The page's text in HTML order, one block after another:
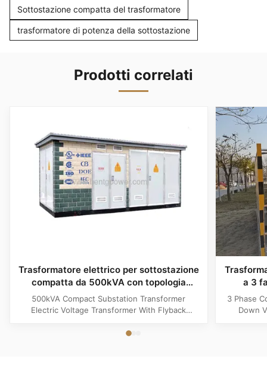
Sottostazione compatta del trasformatore
trasformatore di potenza della sottostazione
Prodotti correlati
Trasformatore elettrico per sottostazione
compatta da 500kVA con topologia
flyback
500kVA Compact Substation Transformer
Electric Voltage Transformer With Flyback
Type power transformer, distribution
a 3
3 Phase
Down